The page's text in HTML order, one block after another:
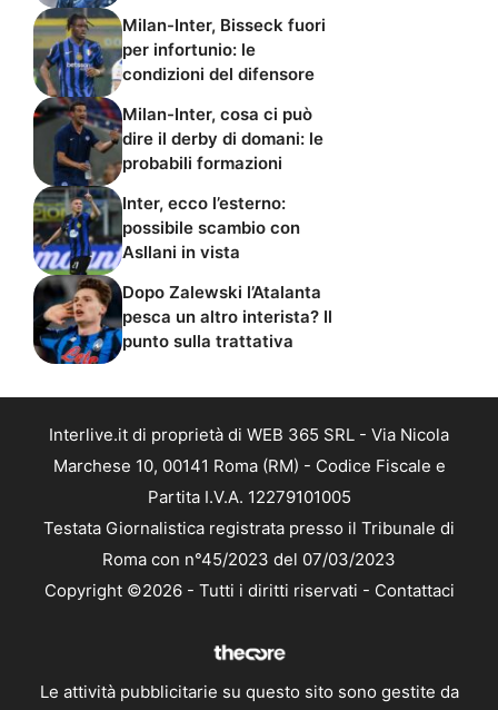
Milan-Inter, Bisseck fuori
per infortunio: le
condizioni del difensore
Milan-Inter, cosa ci può
dire il derby di domani: le
probabili formazioni
Inter, ecco l’esterno:
possibile scambio con
Asllani in vista
Dopo Zalewski l’Atalanta
pesca un altro interista? Il
punto sulla trattativa
Interlive.it di proprietà di WEB 365 SRL - Via Nicola
Marchese 10, 00141 Roma (RM) - Codice Fiscale e
Partita I.V.A. 12279101005
Testata Giornalistica registrata presso il Tribunale di
Roma con n°45/2023 del 07/03/2023
Copyright ©2026 - Tutti i diritti riservati - Contattaci
Le attività pubblicitarie su questo sito sono gestite da